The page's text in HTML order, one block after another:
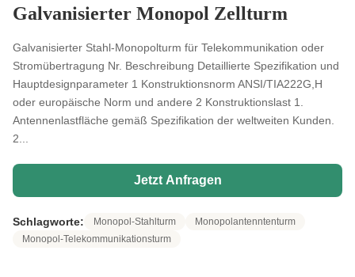
Galvanisierter Monopol Zellturm
Galvanisierter Stahl-Monopolturm für Telekommunikation oder
Stromübertragung Nr. Beschreibung Detaillierte Spezifikation und
Hauptdesignparameter 1 Konstruktionsnorm ANSI/TIA222G,H
oder europäische Norm und andere 2 Konstruktionslast 1.
Antennenlastfläche gemäß Spezifikation der weltweiten Kunden.
2...
Jetzt Anfragen
Schlagworte: Monopol-Stahlturm
Monopolantenntenturm
Monopol-Telekommunikationsturm